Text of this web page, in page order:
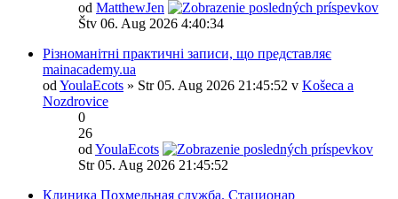
od MatthewJen
Štv 06. Aug 2026 4:40:34
Різноманітні практичні записи, що представляє
mainacademy.ua
od YoulaEcots » Str 05. Aug 2026 21:45:52 v Košeca a
Nozdrovice
0
26
od YoulaEcots
Str 05. Aug 2026 21:45:52
Клиника Похмельная служба. Стационар